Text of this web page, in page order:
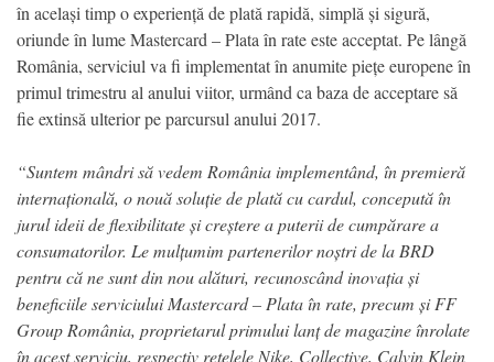
în același timp o experiență de plată rapidă, simplă și sigură,
oriunde în lume Mastercard – Plata în rate este acceptat. Pe lângă
România, serviciul va fi implementat în anumite piețe europene în
primul trimestru al anului viitor, urmând ca baza de acceptare să
fie extinsă ulterior pe parcursul anului 2017.
“Suntem mândri să vedem România implementând, în premieră
internațională, o nouă soluție de plată cu cardul, concepută în
jurul ideii de flexibilitate și creștere a puterii de cumpărare a
consumatorilor. Le mulțumim partenerilor noștri de la BRD
pentru că ne sunt din nou alături, recunoscând inovația și
beneficiile serviciului Mastercard – Plata în rate, precum și FF
Group România, proprietarul primului lanț de magazine înrolate
în acest serviciu, respectiv rețelele Nike, Collective, Calvin Klein